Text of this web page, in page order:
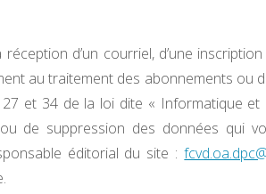
d’un courriel, d’une
au traitement des abonnements ou
et 34 de la loi dite « Informatique
de suppression des données qui
éditorial du site :